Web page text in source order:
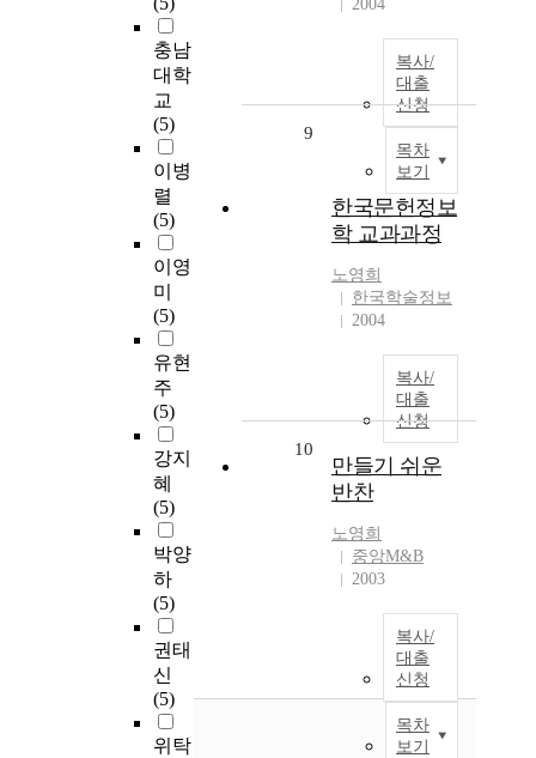
충남
대학
교
(5)
이병
렬
(5)
이영
미
(5)
유현
주
(5)
강지
혜
(5)
박양
하
(5)
권태
신
(5)
위탁
2004
복사/
대출
신청
목차
보기
9
한국문헌정보
학 교과과정
노영희
한국학술정보
2004
복사/
대출
신청
10
만들기 쉬운
반찬
노영희
중앙M&B
2003
복사/
대출
신청
목차
보기